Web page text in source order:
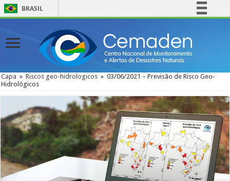
BRASIL
Comunica BR
Participe
Acesso à informação
Canais
Capa » Riscos geo-hidrologicos » 03/06/2021 – Previsão de Risco Geo-
Hidrológicos